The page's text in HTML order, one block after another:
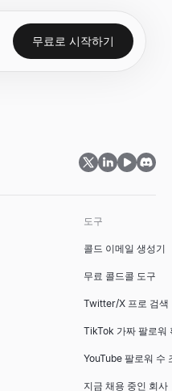
무료로 시작하기
도구
콜드 이메일 생성기
무료 콜드콜 도구
Twitter/X 프로 검색
TikTok 가짜 팔로워
YouTube 팔로워 수
지금 채용 중인 회사